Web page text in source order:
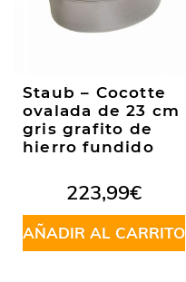
Staub – Cocotte
ovalada de 23 cm
gris grafito de
hierro fundido
223,99€
AÑADIR AL CARRITO